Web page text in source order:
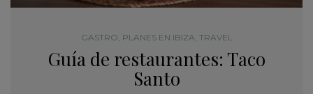
GASTRO PLANES EN IBIZA TRAVEL
Guía de restaurantes: Taco
Santo